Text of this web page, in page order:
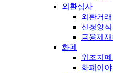
외환심사
외환거
신청양식
금융제
화폐
위조지
화폐이야